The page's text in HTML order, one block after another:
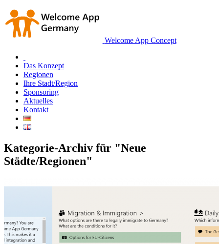
Welcome App Concept
Das Konzept
Regionen
Ihre Stadt/Region
Sponsoring
Aktuelles
Kontakt
Kategorie-Archiv für "Neue
Städte/Regionen"